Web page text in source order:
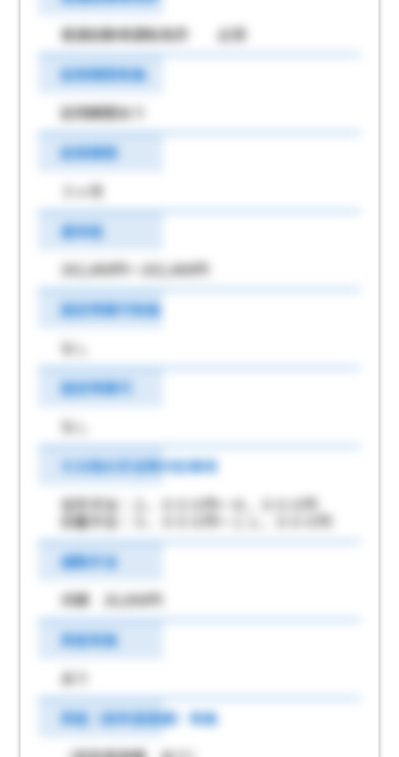
普通自動車運転免許 必須
試用期間有無
試用期間あり
試用期間
３ヶ月
基本給
202,400円～202,400円
固定残業代有無
なし
固定残業代
なし
その他の手当等付記事項
住宅手当：２，０００円～８，０００円
扶養手当：３，０００円～１１，０００円
通勤手当
月額 20,000円
昇給有無
あり
昇給（前年度実績）有無